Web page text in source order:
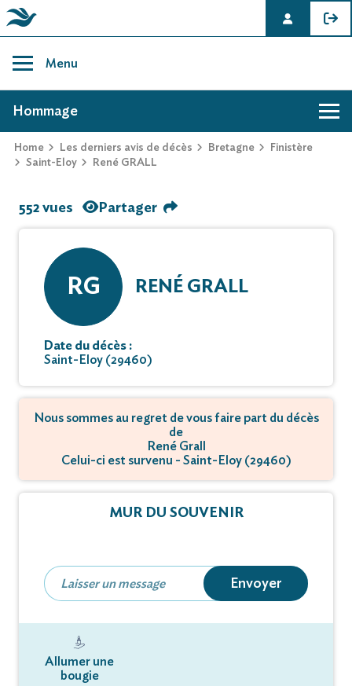
content
Menu
AVIS DE DÉCÈS DE RENÉ GRALL
Home Les derniers avis de décès Bretagne
Finistère
Saint-Eloy
René GRALL
Hommage
552 vues Partager
RG RENÉ GRALL
Date du décès :
Saint-Eloy (29460)
Nous sommes au regret de vous faire part du décès
de
René Grall
Celui-ci est survenu - Saint-Eloy (29460)
MUR DU SOUVENIR
Envoyer
Allumer une
bougie